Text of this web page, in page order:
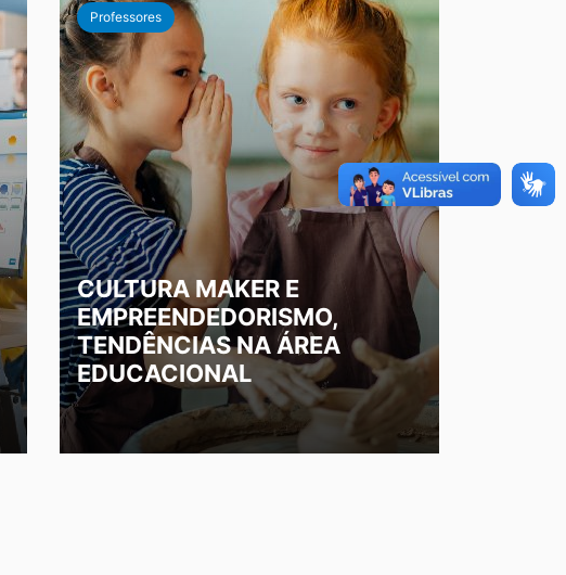
Professores
CULTURA MAKER E
EMPREENDEDORISMO,
TENDÊNCIAS NA ÁREA
EDUCACIONAL